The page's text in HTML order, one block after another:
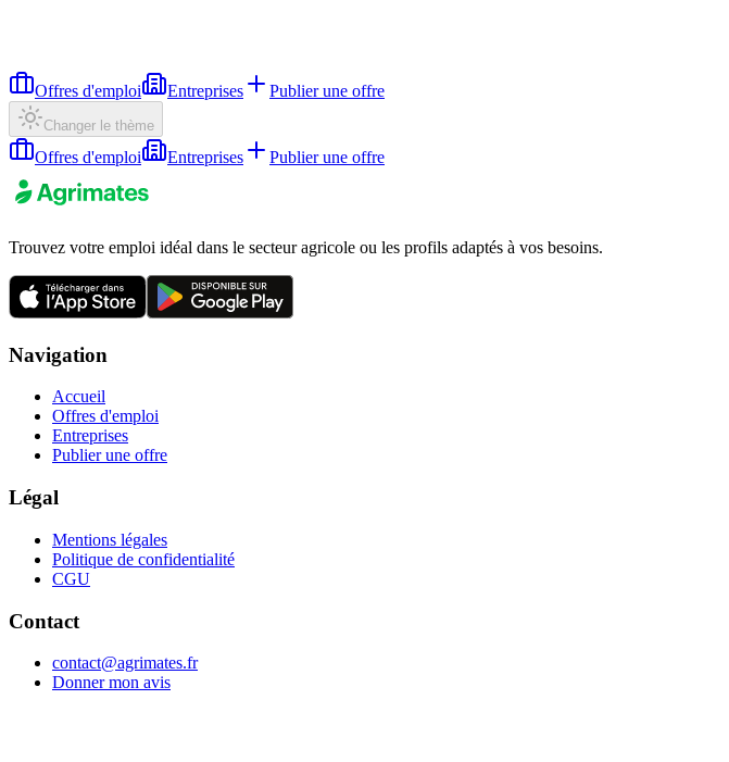
Offres d'emploi Entreprises Publier une offre
Changer le thème
Offres d'emploi Entreprises Publier une offre
Trouvez votre emploi idéal dans le secteur agricole ou les profils adaptés à vos besoins.
Navigation
Accueil
Offres d'emploi
Entreprises
Publier une offre
Légal
Mentions légales
Politique de confidentialité
CGU
Contact
contact@agrimates.fr
Donner mon avis